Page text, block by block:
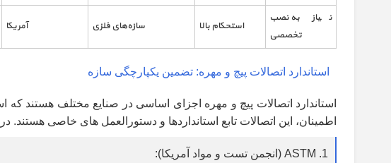
آمریکا سازه‌های فلزی استحکام بالا
نیاز به نصب
تخصصی
استاندارد اتصالات پیچ و مهره: تضمین یکپارچگی سازه
استاندارد اتصالات پیچ و مهره اجزای اساسی در صنایع مختلف هستند که
اطمینان، این اتصالات تابع استانداردها و دستورالعمل های خاصی هستند.
1. ASTM (انجمن تست و مواد آمریکا):